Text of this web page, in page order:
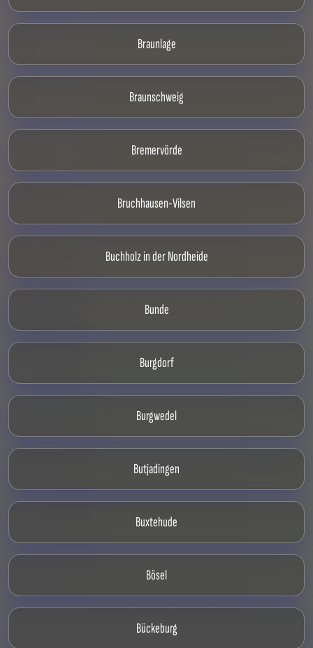
Braunlage
Braunschweig
Bremervörde
Bruchhausen-Vilsen
Buchholz in der Nordheide
Bunde
Burgdorf
Burgwedel
Butjadingen
Buxtehude
Bösel
Bückeburg